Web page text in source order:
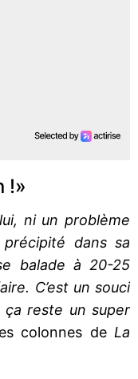
!»
ni un problème
dans sa
balade à 20-25
C’est un souci
ça reste un super
colonnes de La